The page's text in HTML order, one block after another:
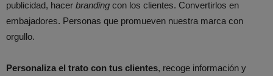
publicidad, hacer branding con los clientes. Convertirlos en
embajadores. Personas que promueven nuestra marca con
orgullo.
Personaliza el trato con tus clientes, recoge información y